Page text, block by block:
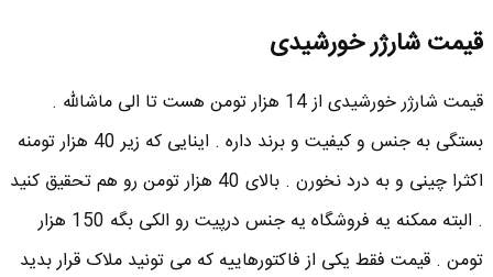
قیمت شارژر خورشیدی
قیمت شارژر خورشیدی از 14 هزار تومن هست تا الی ماشالله .
بستگی به جنس و کیفیت و برند داره . اینایی که زیر 40 هزار تومنه
اکثرا چینی و به درد نخورن . بالای 40 هزار تومن رو هم تحقیق کنید
. البته ممکنه یه فروشگاه یه جنس درپیت رو الکی بگه 150 هزار
تومن . قیمت فقط یکی از فاکتورهاییه که می تونید ملاک قرار بدید